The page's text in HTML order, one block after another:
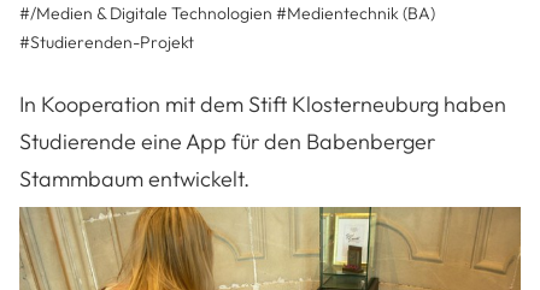
#/Medien & Digitale Technologien #Medientechnik (BA)
#Studierenden-Projekt
In Kooperation mit dem Stift Klosterneuburg haben
Studierende eine App für den Babenberger
Stammbaum entwickelt.